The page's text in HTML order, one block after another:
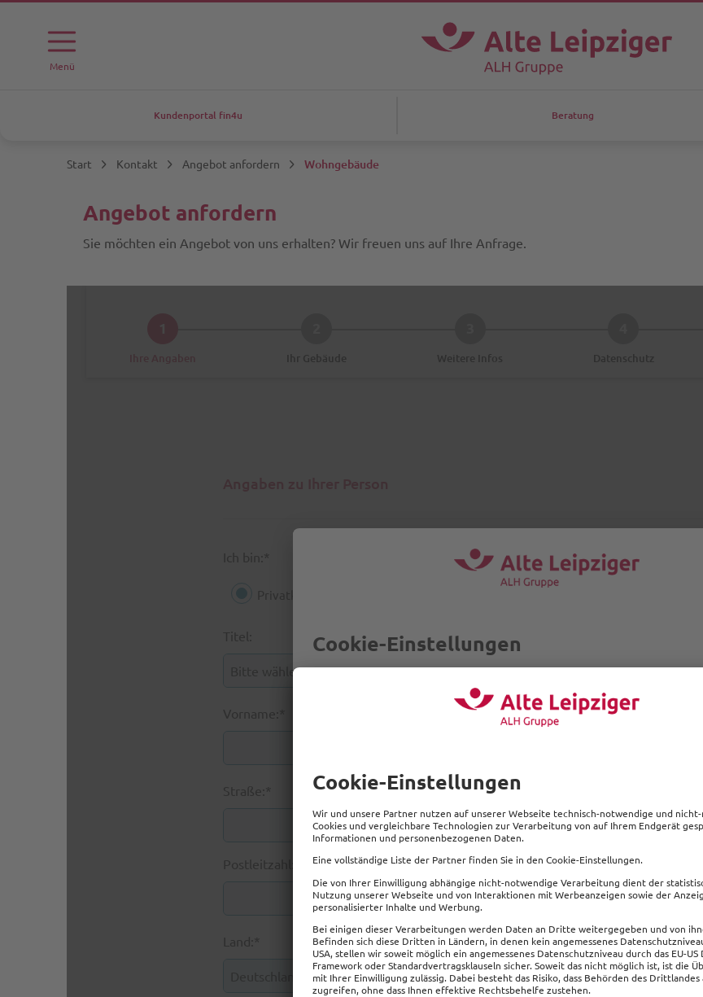
Menü
Kundenportal fin4u Beratung
Start Kontakt Angebot anfordern Wohngebäude
Angebot anfordern
Sie möchten ein Angebot von uns erhalten? Wir freuen uns auf Ihre Anfrage.